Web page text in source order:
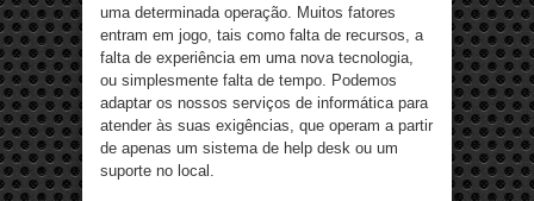
uma determinada operação. Muitos fatores
entram em jogo, tais como falta de recursos, a
falta de experiência em uma nova tecnologia,
ou simplesmente falta de tempo. Podemos
adaptar os nossos serviços de informática para
atender às suas exigências, que operam a partir
de apenas um sistema de help desk ou um
suporte no local.